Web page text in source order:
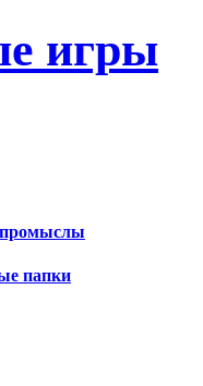
игры
промыслы
папки